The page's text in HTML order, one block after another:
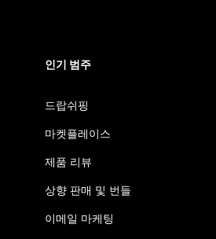
인기 범주
드랍쉬핑
마켓플레이스
제품 리뷰
상향 판매 및 번들
이메일 마케팅